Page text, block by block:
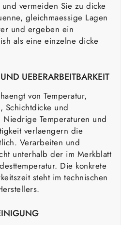
vermeiden Sie zu dicke
gleichmaessige Lagen
und ergeben ein
als eine einzelne dicke
UEBERARBEITBARKEIT
von Temperatur,
Schichtdicke und
Temperaturen und
verlaengern die
Verarbeiten und
unterhalb der im Merkblatt
Die konkrete
steht im technischen